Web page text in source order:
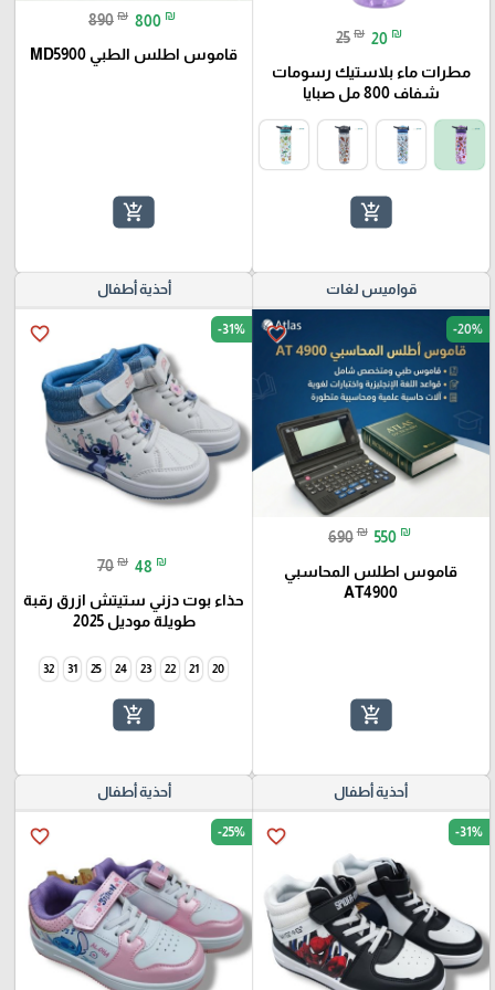
25 ₪ 20 ₪
مطرات ماء بلاستيك رسومات
شفاف 800 مل صبايا
add_shopping_cart
890 ₪ 800 ₪
قاموس اطلس الطبي MD5900
add_shopping_cart
قواميس لغات
favorite_border -20%
690 ₪ 550 ₪
قاموس اطلس المحاسبي
AT4900
add_shopping_cart
أحذية أطفال
favorite_border -31%
70 ₪ 48 ₪
حذاء بوت دزني ستيتش ازرق رقبة
طويلة موديل 2025
20
21
22
23
24
25
31
32
add_shopping_cart
أحذية أطفال
favorite_border -31%
أحذية أطفال
favorite_border -25%